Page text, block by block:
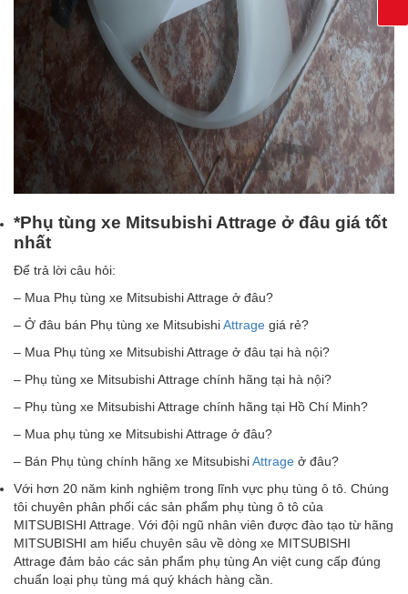
*Phụ tùng xe Mitsubishi Attrage ở đâu giá tốt
nhất
Để trả lời câu hỏi:
– Mua Phụ tùng xe Mitsubishi Attrage ở đâu?
– Ở đâu bán Phụ tùng xe MitsubishiAttrage giá rẻ?
– Mua Phụ tùng xe Mitsubishi Attrage ở đâu tại hà nội?
– Phụ tùng xe Mitsubishi Attrage chính hãng tại hà nội?
– Phụ tùng xe Mitsubishi Attrage chính hãng tại Hồ Chí Minh?
– Mua phụ tùng xe Mitsubishi Attrage ở đâu?
– Bán Phụ tùng chính hãng xe MitsubishiAttrage ở đâu?
Với hơn 20 năm kinh nghiệm trong lĩnh vực phụ tùng ô tô. Chúng
tôi chuyên phân phối các sản phẩm phụ tùng ô tô của
MITSUBISHI Attrage. Với đội ngũ nhân viên được đào tạo từ hãng
MITSUBISHI am hiểu chuyên sâu về dòng xe MITSUBISHI
Attrage đảm bảo các sản phẩm phụ tùng An việt cung cấp đúng
chuẩn loại phụ tùng má quý khách hàng cần.